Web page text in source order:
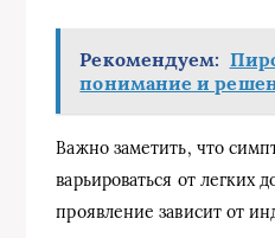
Рекомендуем:
понимание и
Важно заметить, что
варьироваться от легких
проявление зависит от